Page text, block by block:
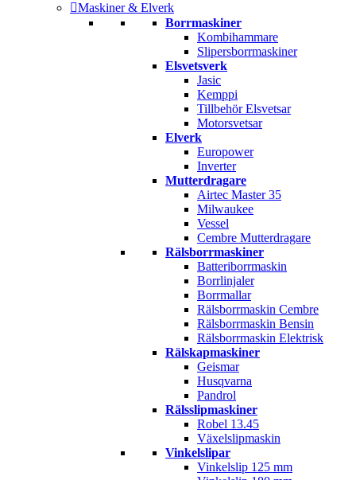
Maskiner & Elverk
Borrmaskiner
Kombihammare
Slipersborrmaskiner
Elsvetsverk
Jasic
Kemppi
Tillbehör Elsvetsar
Motorsvetsar
Elverk
Europower
Inverter
Mutterdragare
Airtec Master 35
Milwaukee
Vessel
Cembre Mutterdragare
Rälsborrmaskiner
Batteriborrmaskin
Borrlinjaler
Borrmallar
Rälsborrmaskin Cembre
Rälsborrmaskin Bensin
Rälsborrmaskin Elektrisk
Rälskapmaskiner
Geismar
Husqvarna
Pandrol
Rälsslipmaskiner
Robel 13.45
Växelslipmaskin
Vinkelslipar
Vinkelslip 125 mm